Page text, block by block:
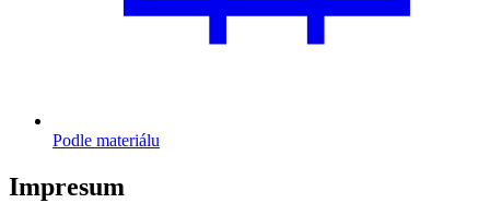
Podle materiálu
Impresum